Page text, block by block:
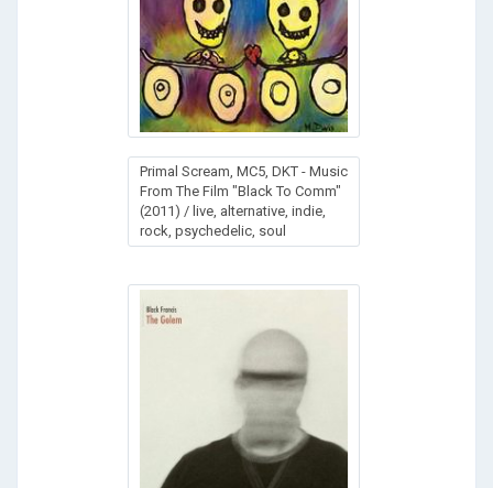
Primal Scream, MC5, DKT - Music
From The Film "Black To Comm"
(2011) / live, alternative, indie,
rock, psychedelic, soul